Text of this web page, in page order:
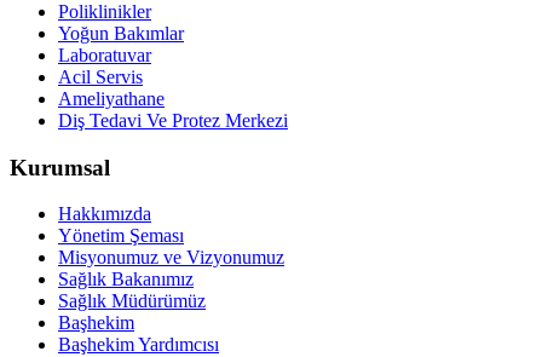
Poliklinikler
Yoğun Bakımlar
Laboratuvar
Acil Servis
Ameliyathane
Diş Tedavi Ve Protez Merkezi
Kurumsal
Hakkımızda
Yönetim Şeması
Misyonumuz ve Vizyonumuz
Sağlık Bakanımız
Sağlık Müdürümüz
Başhekim
Başhekim Yardımcısı